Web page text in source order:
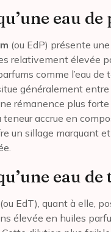
eau
(ou EdP) présente
relativement élevée
comme l’eau de
généralement
rémanence plus
teneur accrue en
un sillage marquant
eau
(ou EdT), quant à elle,
élevée en huiles